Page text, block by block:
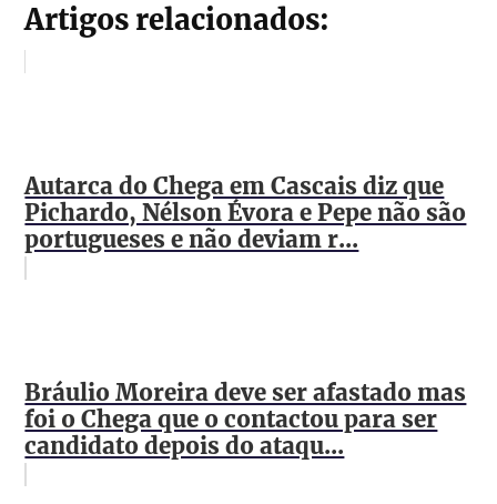
Artigos relacionados:
Autarca do Chega em Cascais diz que
Pichardo, Nélson Évora e Pepe não são
portugueses e não deviam r...
Bráulio Moreira deve ser afastado mas
foi o Chega que o contactou para ser
candidato depois do ataqu...